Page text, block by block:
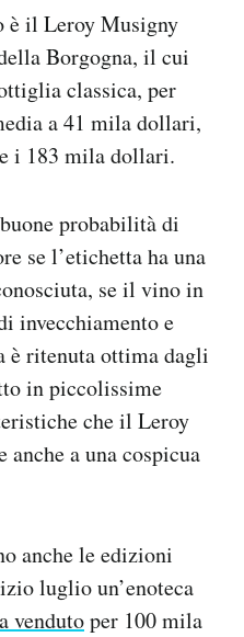
è il Leroy Musigny
Borgogna, il cui
classica, per
a 41 mila dollari,
i 183 mila dollari.
probabilità di
se l’etichetta ha una
se il vino in
invecchiamento e
è ritenuta ottima dagli
in piccolissime
che il Leroy
a una cospicua
anche le edizioni
luglio un’enoteca
vendutoper 100 mila